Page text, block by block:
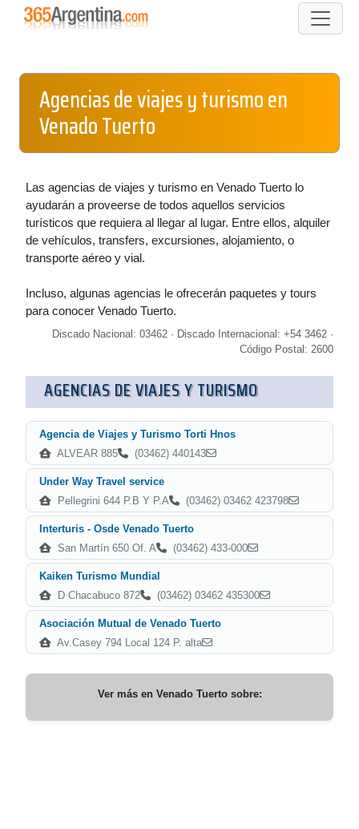
Agencias de viajes y turismo en
Venado Tuerto
Las agencias de viajes y turismo en Venado Tuerto lo
ayudarán a proveerse de todos aquellos servicios
turísticos que requiera al llegar al lugar. Entre ellos, alquiler
de vehículos, transfers, excursiones, alojamiento, o
transporte aéreo y vial.
Incluso, algunas agencias le ofrecerán paquetes y tours
para conocer Venado Tuerto.
Discado Nacional: 03462 · Discado Internacional: +54 3462 ·
Código Postal: 2600
AGENCIAS DE VIAJES Y TURISMO
Agencia de Viajes y Turismo Torti Hnos
ALVEAR 885
(03462) 440143
Under Way Travel service
Pellegrini 644 P.B Y P.A
(03462) 03462 423798
Interturis - Osde Venado Tuerto
San Martín 650 Of. A
(03462) 433-000
Kaiken Turismo Mundial
D Chacabuco 872
(03462) 03462 435300
Asociación Mutual de Venado Tuerto
Av.Casey 794 Local 124 P. alta
Ver más en Venado Tuertosobre: